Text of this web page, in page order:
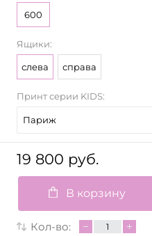
600
Ящики:
слева справа
Принт серии KIDS:
Париж
19 800 руб.
В корзину
Кол-во: